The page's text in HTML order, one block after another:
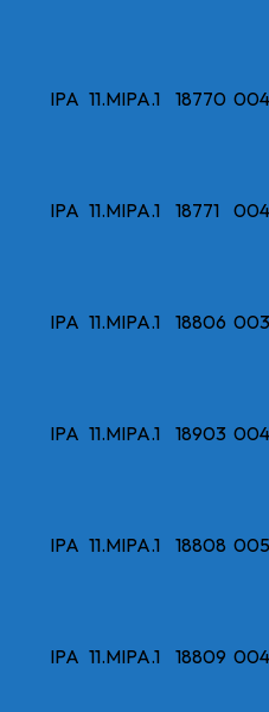
IPA 11.MIPA.1 18770
IPA 11.MIPA.1 18771
IPA 11.MIPA.1 18806
IPA 11.MIPA.1 18903
IPA 11.MIPA.1 18808
IPA 11.MIPA.1 18809